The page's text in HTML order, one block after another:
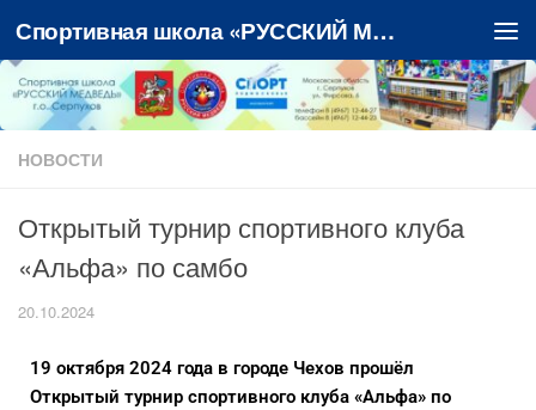
Перейти к содержимому Спортивная школа «РУССКИЙ МЕДВЕДЬ»
НОВОСТИ
Открытый турнир спортивного клуба
«Альфа» по самбо
20.10.2024
19 октября 2024 года в городе Чехов прошёл
Открытый турнир спортивного клуба «Альфа» по